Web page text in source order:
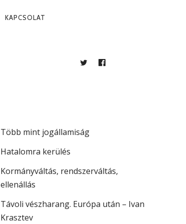
KAPCSOLAT
TWITTERFACEBOOK
Több mint jogállamiság
Hatalomra kerülés
Kormányváltás, rendszerváltás,
ellenállás
Távoli vészharang. Európa után – Ivan
Krasztev